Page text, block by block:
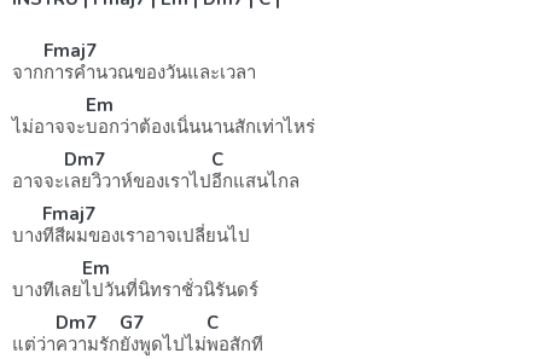
จาก
Fmaj7
การคำนวณของวันและเวลา
ไม่อาจจะ
Em
บอกว่าต้องเนิ่นนานสักเท่าไหร่
อาจจะ
Dm7
เลยวิวาห์ของเราไป
C
อีกแสนไกล
บาง
Fmaj7
ทีสีผมของเราอาจเปลี่ยนไป
บางทีเลย
Em
ไปวันที่นิทราชั่วนิรันดร์
แต่ว่า
Dm7
ความรัก
G7
ยังพูดไปไม่
C
พอสักที